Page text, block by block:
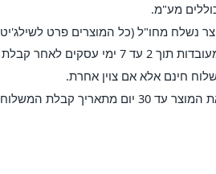
מע"מ.
המוצרים פרט לשילג'יט וראפה) ועלותו גבוהה מ-300 ש"ח קיימת אפשרות שיוטל
לאחר קבלת אישור ההזמנה
חינם אלא אם צוין אחרת.
שימוש, באותו מצב שבו הגיע, ובאריזתו המקורית.